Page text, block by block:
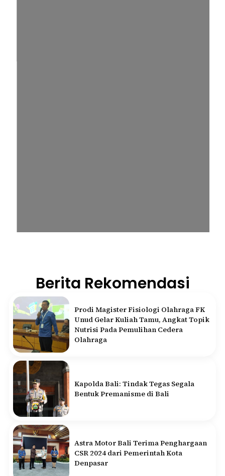
Berita Rekomendasi
Prodi Magister Fisiologi Olahraga FK
Unud Gelar Kuliah Tamu, Angkat Topik
Nutrisi Pada Pemulihan Cedera
Olahraga
Kapolda Bali: Tindak Tegas Segala
Bentuk Premanisme di Bali
Astra Motor Bali Terima Penghargaan
CSR 2024 dari Pemerintah Kota
Denpasar